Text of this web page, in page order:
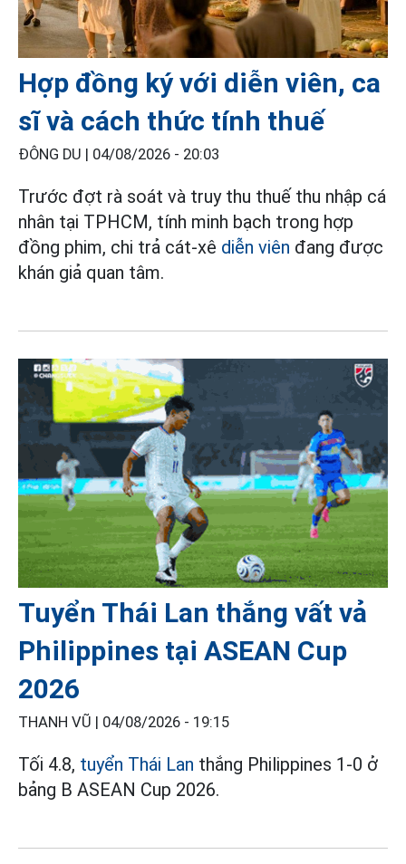
Hợp đồng ký với diễn viên, ca
sĩ và cách thức tính thuế
ĐÔNG DU | 04/08/2026 - 20:03
Trước đợt rà soát và truy thu thuế thu nhập cá
nhân tại TPHCM, tính minh bạch trong hợp
đồng phim, chi trả cát-xê diễn viên đang được
khán giả quan tâm.
Tuyển Thái Lan thắng vất vả
Philippines tại ASEAN Cup
2026
THANH VŨ | 04/08/2026 - 19:15
Tối 4.8, tuyển Thái Lan thắng Philippines 1-0 ở
bảng B ASEAN Cup 2026.